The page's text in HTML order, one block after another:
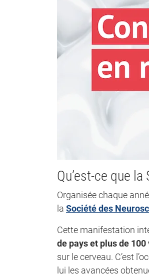
Qu’est-ce que
Organisée chaque
la Société des
Cette manifestation
de pays et plus de
sur le cerveau. C’est
lui les avancées